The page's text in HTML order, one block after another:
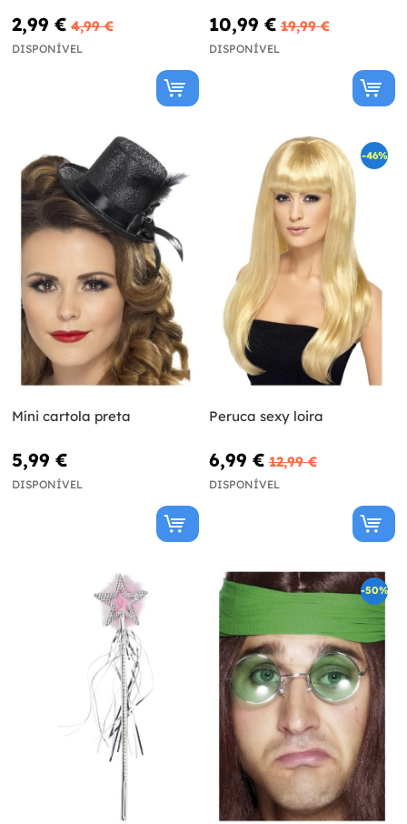
2,99 € 4,99 €
DISPONÍVEL
10,99 € 19,99 €
DISPONÍVEL
Míni cartola preta
5,99 €
DISPONÍVEL
-46%
Peruca sexy loira
6,99 € 12,99 €
DISPONÍVEL
-50%